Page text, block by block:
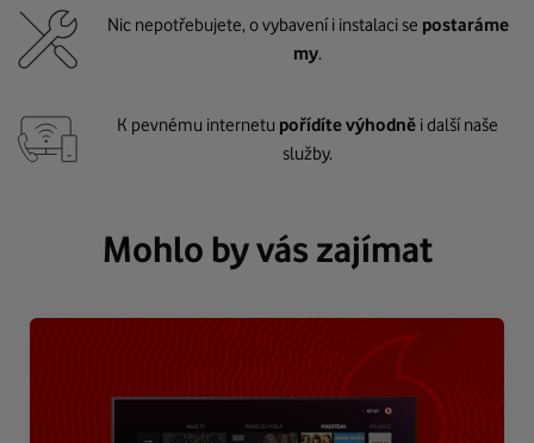
Nic nepotřebujete, o vybavení i instalaci se postaráme
my.
K pevnému internetu pořídíte výhodně i další naše
služby.
Mohlo by vás zajímat